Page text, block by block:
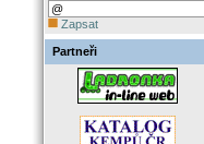
Zapsat
Partneři